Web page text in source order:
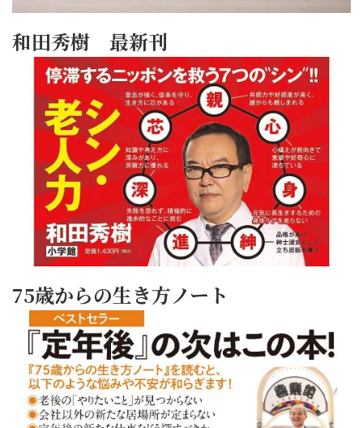
和田秀樹 最新刊
75歳からの生き方ノート